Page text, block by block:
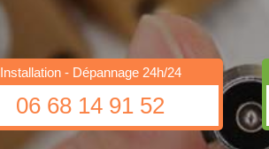
Installation - Dépannage 24h/24
06 68 14 91 52